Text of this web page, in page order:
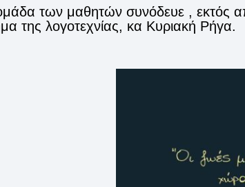
των μαθητών συνόδευε , εκτός
της λογοτεχνίας, κα Κυριακή Ρήγα.